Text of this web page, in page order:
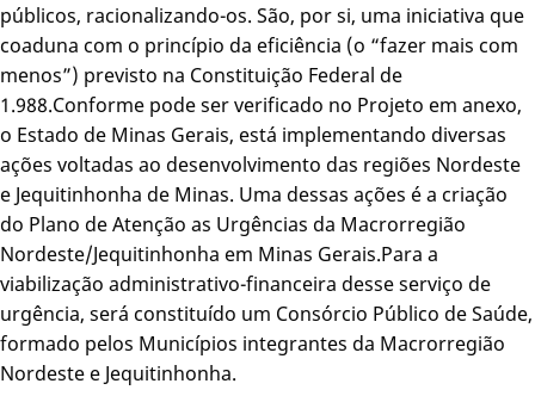
públicos, racionalizando-os. São, por si, uma iniciativa que
coaduna com o princípio da eficiência (o “fazer mais com
menos”) previsto na Constituição Federal de
1.988.Conforme pode ser verificado no Projeto em anexo,
o Estado de Minas Gerais, está implementando diversas
ações voltadas ao desenvolvimento das regiões Nordeste
e Jequitinhonha de Minas. Uma dessas ações é a criação
do Plano de Atenção as Urgências da Macrorregião
Nordeste/Jequitinhonha em Minas Gerais.Para a
viabilização administrativo-financeira desse serviço de
urgência, será constituído um Consórcio Público de Saúde,
formado pelos Municípios integrantes da Macrorregião
Nordeste e Jequitinhonha.